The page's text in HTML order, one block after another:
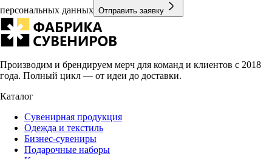
персональных данных Отправить заявку
Производим и брендируем мерч для команд и клиентов с 2018
года. Полный цикл — от идеи до доставки.
Каталог
Сувенирная продукция
Одежда и текстиль
Бизнес-сувениры
Подарочные наборы